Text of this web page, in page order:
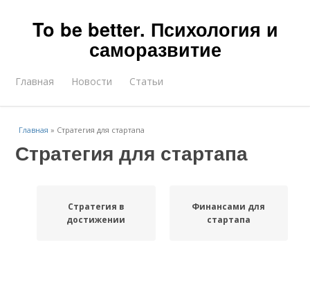
To be better. Психология и
саморазвитие
Главная Новости Статьи
Главная » Стратегия для стартапа
Стратегия для стартапа
Стратегия в
достижении
Финансами для
стартапа